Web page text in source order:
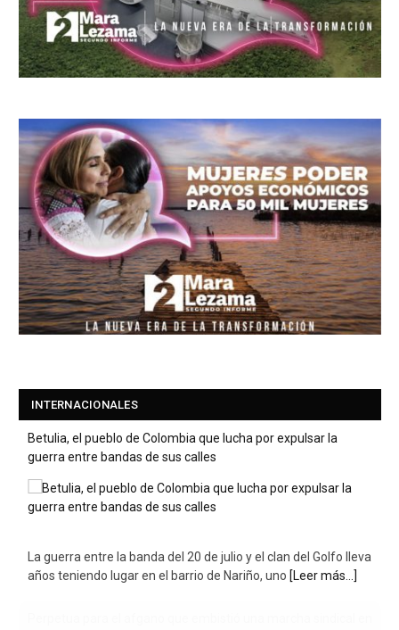
INTERNACIONALES
Betulia, el pueblo de Colombia que lucha por expulsar la
guerra entre bandas de sus calles
La guerra entre la banda del 20 de julio y el clan del Golfo lleva
años teniendo lugar en el barrio de Nariño, uno [Leer más...]